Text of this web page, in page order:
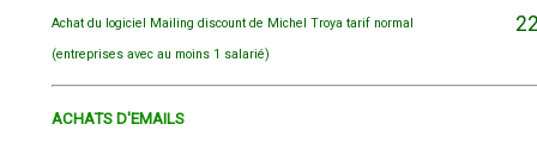
Achat du logiciel Mailing discount de Michel Troya tarif normal
(entreprises avec au moins 1 salarié)
ACHATS D'EMAILS